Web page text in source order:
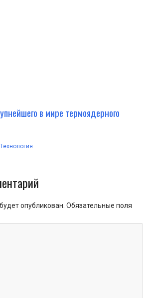
в мире термоядерного
Технология
опубликован. Обязательные поля